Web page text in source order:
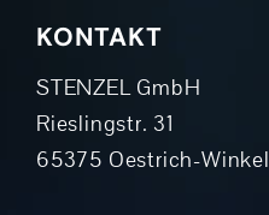
KONTAKT
STENZEL GmbH
Rieslingstr. 31
65375 Oestrich-Winkel